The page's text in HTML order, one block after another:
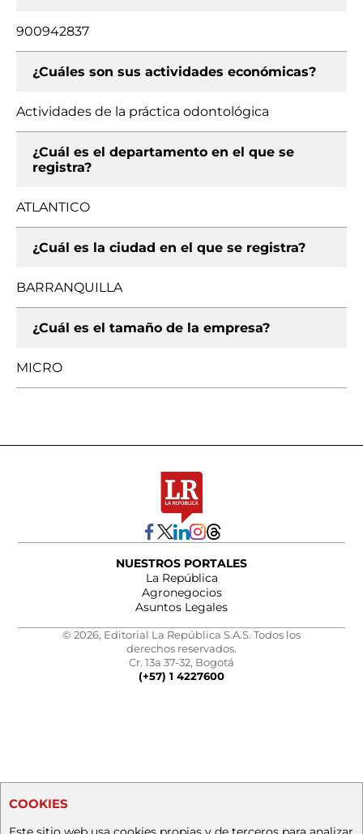
900942837
¿Cuáles son sus actividades económicas?
Actividades de la práctica odontológica
¿Cuál es el departamento en el que se
registra?
ATLANTICO
¿Cuál es la ciudad en el que se registra?
BARRANQUILLA
¿Cuál es el tamaño de la empresa?
MICRO
NUESTROS PORTALES
La República
Agronegocios
Asuntos Legales
© 2026, Editorial La República S.A.S. Todos los
derechos reservados.
Cr. 13a 37-32, Bogotá
(+57) 1 4227600
COOKIES